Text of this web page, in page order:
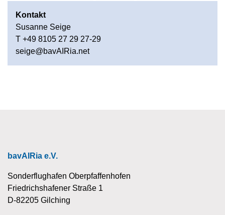
Kontakt
Susanne Seige
T +49 8105 27 29 27-29
seige@bavAIRia.net
bavAIRia e.V.
Sonderflughafen Oberpfaffenhofen
Friedrichshafener Straße 1
D-82205 Gilching